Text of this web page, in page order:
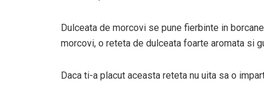
Dulceata de morcovi se pune fierbinte in
morcovi, o reteta de dulceata foarte aromata si
Daca ti-a placut aceasta reteta nu uita sa o